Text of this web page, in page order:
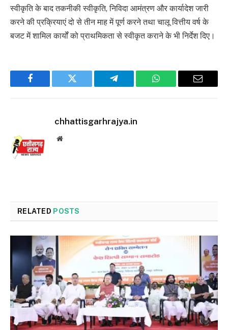
स्वीकृति के बाद तकनीकी स्वीकृति, निविदा आमंत्रण और कार्यादेश जारी
करने की प्रक्रियाएं दो से तीन माह में पूर्ण करने तथा चालू वित्तीय वर्ष के
बजट में शामिल कार्यों को प्राथमिकता से स्वीकृत कराने के भी निर्देश दिए।
Facebook Twitter Telegram WhatsApp Email
chhattisgarhrajya.in
Website
RELATED POSTS